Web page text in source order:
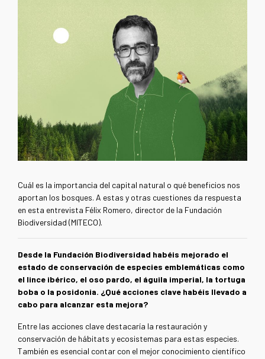
Cuál es la importancia del capital natural o qué beneficios nos
aportan los bosques. A estas y otras cuestiones da respuesta
en esta entrevista Félix Romero, director de la Fundación
Biodiversidad (MITECO).
Desde la Fundación Biodiversidad habéis mejorado el
estado de conservación de especies emblemáticas como
el lince ibérico, el oso pardo, el águila imperial, la tortuga
boba o la posidonia. ¿Qué acciones clave habéis llevado a
cabo para alcanzar esta mejora?
Entre las acciones clave destacaría la restauración y
conservación de hábitats y ecosistemas para estas especies.
También es esencial contar con el mejor conocimiento científico